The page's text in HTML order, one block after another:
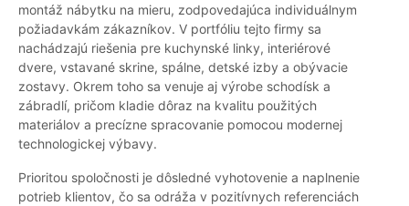
montáž nábytku na mieru, zodpovedajúca individuálnym
požiadavkám zákazníkov. V portfóliu tejto firmy sa
nachádzajú riešenia pre kuchynské linky, interiérové
dvere, vstavané skrine, spálne, detské izby a obývacie
zostavy. Okrem toho sa venuje aj výrobe schodísk a
zábradlí, pričom kladie dôraz na kvalitu použitých
materiálov a precízne spracovanie pomocou modernej
technologickej výbavy.
Prioritou spoločnosti je dôsledné vyhotovenie a naplnenie
potrieb klientov, čo sa odráža v pozitívnych referenciách